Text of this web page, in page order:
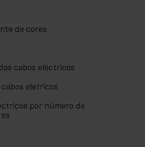
de cores
cabos eléctricos
cabos elétricos
por número de